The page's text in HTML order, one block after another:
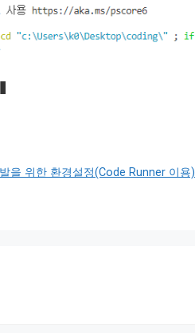
을 위한 환경설정(Code Runner 이용)